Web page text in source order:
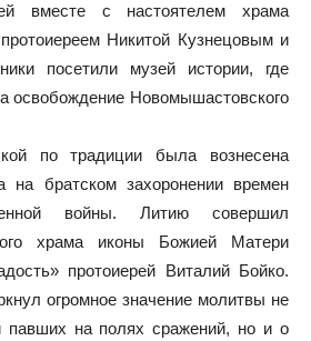
вместе с настоятелем храма
Никитой Кузнецовым и
посетили музей истории, где
освобождение Новомышастовского
по традиции была вознесена
на братском захоронении времен
войны. Литию совершил
храма иконы Божией Матери
протоиерей Виталий Бойко.
огромное значение молитвы не
павших на полях сражений, но и о